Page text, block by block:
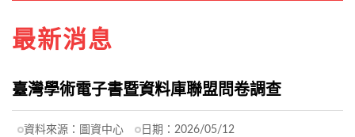
最新消息
臺灣學術電子書暨資料庫聯盟問卷調查
資料來源： 圖資中心 日期： 2026/05/12